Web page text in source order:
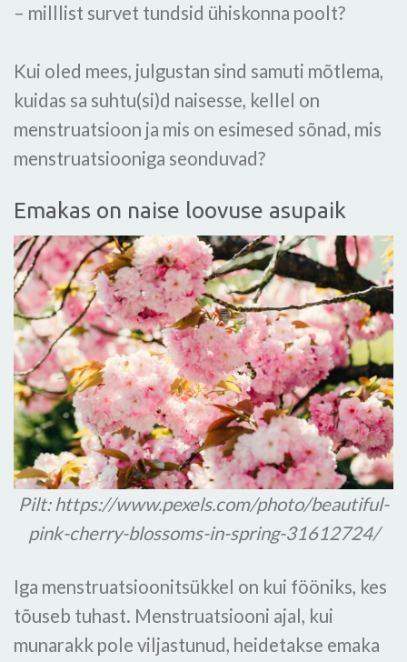
– milllist survet tundsid ühiskonna poolt?
Kui oled mees, julgustan sind samuti mõtlema,
kuidas sa suhtu(si)d naisesse, kellel on
menstruatsioon ja mis on esimesed sõnad, mis
menstruatsiooniga seonduvad?
Emakas on naise loovuse asupaik
Pilt: https://www.pexels.com/photo/beautiful-
pink-cherry-blossoms-in-spring-31612724/
Iga menstruatsioonitsükkel on kui fööniks, kes
tõuseb tuhast. Menstruatsiooni ajal, kui
munarakk pole viljastunud, heidetakse emaka